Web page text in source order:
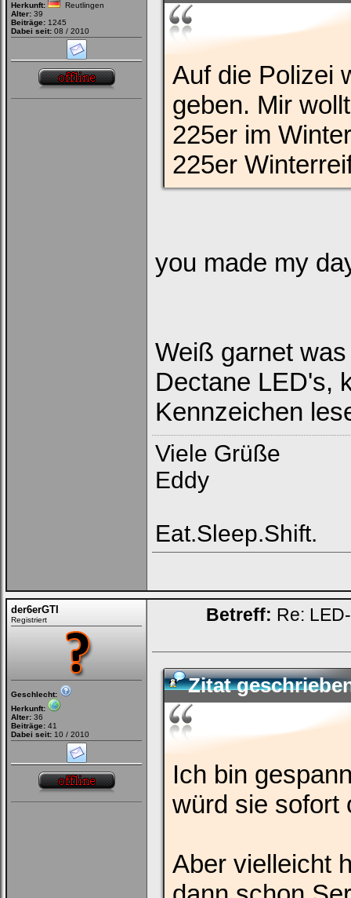
Herkunft:
Reutlingen
Alter: 39
Beiträge: 1245
Dabei seit: 08 / 2010
Auf die Polizei
geben. Mir
225er im
225er
you made my
Weiß garnet
Dectane LED's,
Kennzeichen
Viele Grüße
Eddy
Eat.Sleep.Shift.
der6erGTI
Registriert
Geschlecht:
Herkunft:
Alter: 36
Beiträge: 41
Dabei seit: 10 / 2010
Betreff: Re:
Zitat
Ich bin
würd sie sofort
Aber vielleicht